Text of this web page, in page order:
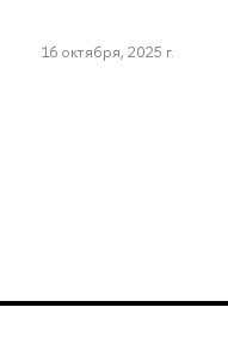
16 октября, 2025 г.